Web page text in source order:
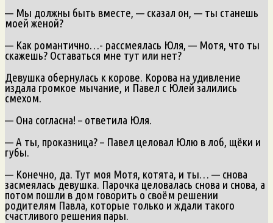
— Мы должны быть вместе, — сказал он, — ты станешь
моей женой?
— Как романтично…- рассмеялась Юля, — Мотя, что ты
скажешь? Оставаться мне тут или нет?
Девушка обернулась к корове. Корова на удивление
издала громкое мычание, и Павел с Юлей залились
смехом.
— Она согласна! – ответила Юля.
— А ты, проказница? – Павел целовал Юлю в лоб, щёки и
губы.
— Конечно, да. Тут моя Мотя, котята, и ты… — снова
засмеялась девушка. Парочка целовалась снова и снова, а
потом пошли в дом говорить о своём решении
родителям Павла, которые только и ждали такого
счастливого решения пары.